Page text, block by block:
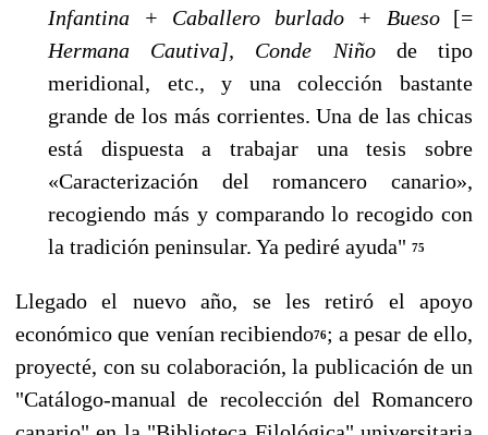
Infantina + Caballero burlado + Bueso [=
Hermana Cautiva], Conde Niño de tipo
meridional, etc., y una colección bastante
grande de los más corrientes. Una de las chi­cas
está dispuesta a trabajar una tesis sobre
«Caracterización del romancero canario»,
recogiendo más y comparando lo recogido con
la tradición peninsular. Ya pediré ayuda" 75
Llegado el nuevo año, se les retiró el apoyo
económico que venían recibiendo76; a pesar de ello,
proyecté, con su colaboración, la publicación de un
"Catálogo-manual de recolección del Ro­mancero